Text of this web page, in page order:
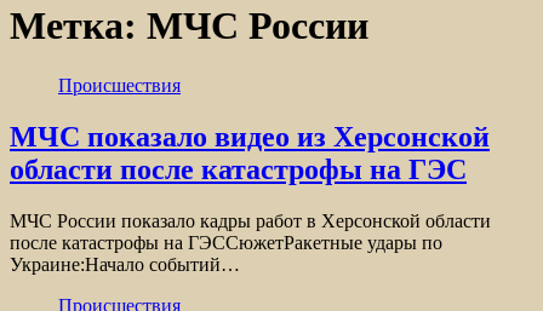
Метка: МЧС России
Происшествия
МЧС показало видео из Херсонской
области после катастрофы на ГЭС
МЧС России показало кадры работ в Херсонской области
после катастрофы на ГЭССюжетРакетные удары по
Украине:Начало событий…
Происшествия